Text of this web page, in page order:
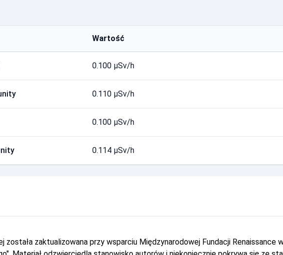
Wartość
0.100 µSv/h
0.110 µSv/h
0.100 µSv/h
0.114 µSv/h
zaktualizowana przy wsparciu Międzynarodowej Fundacji